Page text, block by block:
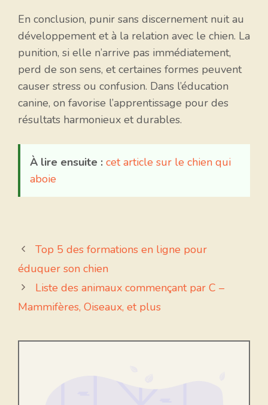
En conclusion, punir sans discernement nuit au
développement et à la relation avec le chien. La
punition, si elle n’arrive pas immédiatement,
perd de son sens, et certaines formes peuvent
causer stress ou confusion. Dans l’éducation
canine, on favorise l’apprentissage pour des
résultats harmonieux et durables.
À lire ensuite : cet article sur le chien qui
aboie
Top 5 des formations en ligne pour
éduquer son chien
Liste des animaux commençant par C –
Mammifères, Oiseaux, et plus